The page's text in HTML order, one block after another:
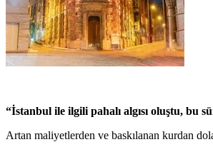
“İstanbul ile ilgili pahalı algısı oluştu, bu
Artan maliyetlerden ve baskılanan kurdan